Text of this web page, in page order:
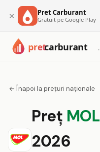
× Pret Carburant
Gratuit pe Google Play
← Înapoi la prețuri naționale
Preț MOL
2026